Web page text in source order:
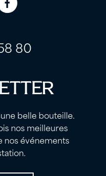
80
belle bouteille.
nos meilleures
nos événements